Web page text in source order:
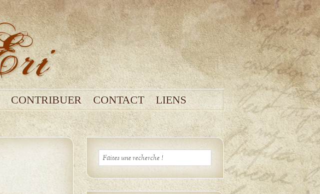
CONTRIBUER CONTACT LIENS